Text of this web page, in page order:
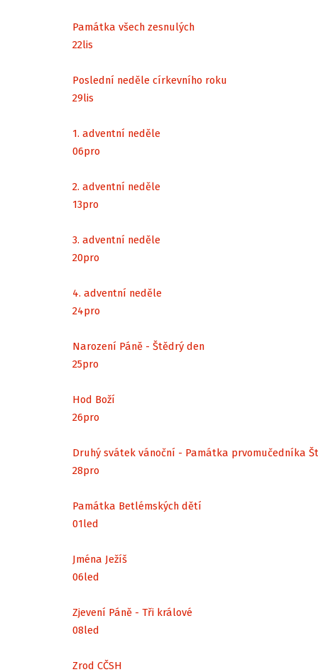
Památka všech zesnulých
22lis
Poslední neděle církevního roku
29lis
1. adventní neděle
06pro
2. adventní neděle
13pro
3. adventní neděle
20pro
4. adventní neděle
24pro
Narození Páně - Štědrý den
25pro
Hod Boží
26pro
Druhý svátek vánoční - Památka prvomučedníka
28pro
Památka Betlémských dětí
01led
Jména Ježíš
06led
Zjevení Páně - Tři králové
08led
Zrod CČSH